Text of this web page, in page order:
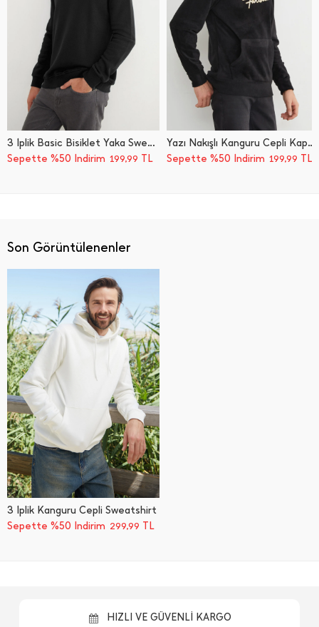
3 İ̇plik Basic Bisiklet Yaka Sweatshirt
Sepette %50 İndirim 199,99 TL
Yazı Nakışlı Kanguru Cepli Kapüşonlu Polar Sweatshirt Hoodie
Sepette %50 İndirim 199,99 TL
Son Görüntülenenler
3 İ̇plik Kanguru Cepli Sweatshirt
Sepette %50 İndirim 299,99 TL
HIZLI VE GÜVENLİ KARGO